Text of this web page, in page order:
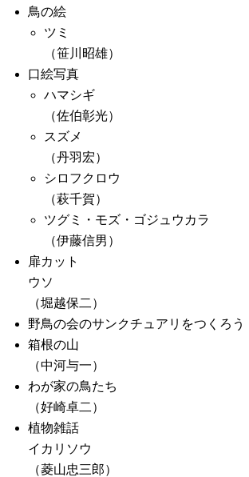
鳥の絵
ツミ
（笹川昭雄）
口絵写真
ハマシギ
（佐伯彰光）
スズメ
（丹羽宏）
シロフクロウ
（萩千賀）
ツグミ・モズ・ゴジュウカラ
（伊藤信男）
扉カット
ウソ
（堀越保二）
野鳥の会のサンクチュアリをつくろう
箱根の山
（中河与一）
わが家の鳥たち
（好崎卓二）
植物雑話
イカリソウ
（菱山忠三郎）